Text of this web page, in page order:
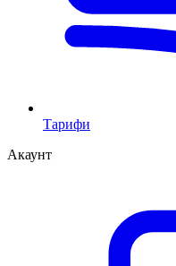
Тарифи
Акаунт